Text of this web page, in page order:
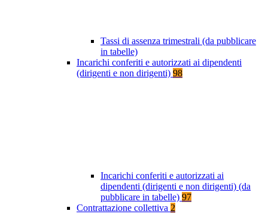
Tassi di assenza trimestrali (da pubblicare
in tabelle)
Incarichi conferiti e autorizzati ai dipendenti
(dirigenti e non dirigenti) 98
Incarichi conferiti e autorizzati ai
dipendenti (dirigenti e non dirigenti) (da
pubblicare in tabelle) 97
Contrattazione collettiva 2